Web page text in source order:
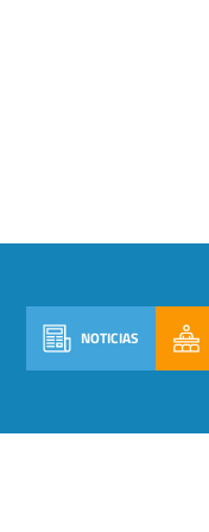
NOTICIAS